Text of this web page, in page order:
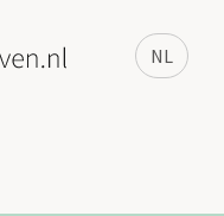
NL